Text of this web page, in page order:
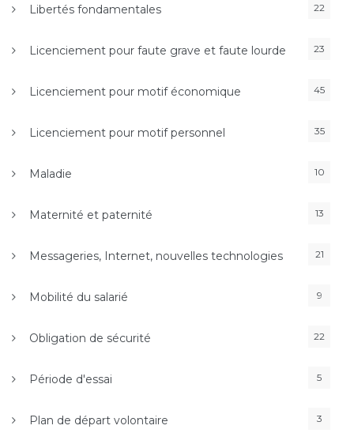
Libertés fondamentales 22
Licenciement pour faute grave et faute lourde 23
Licenciement pour motif économique 45
Licenciement pour motif personnel 35
Maladie 10
Maternité et paternité 13
Messageries, Internet, nouvelles technologies 21
Mobilité du salarié 9
Obligation de sécurité 22
Période d'essai 5
Plan de départ volontaire 3